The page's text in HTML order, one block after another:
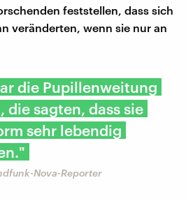
feststellen, dass sich
veränderten, wenn sie nur an
die Pupillenweitung
die sagten, dass sie
sehr lebendig
Nova-Reporter